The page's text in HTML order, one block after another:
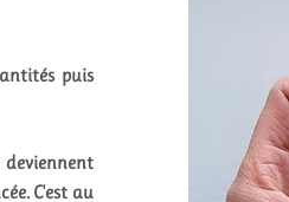
puis
C'est au